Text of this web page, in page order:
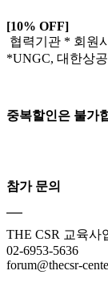
[10% OFF]
협력기관 * 회원
*UNGC, 대한상
중복할인은 불가
참가 문의
THE CSR 교육사
02-6953-5636
forum@thecsr-